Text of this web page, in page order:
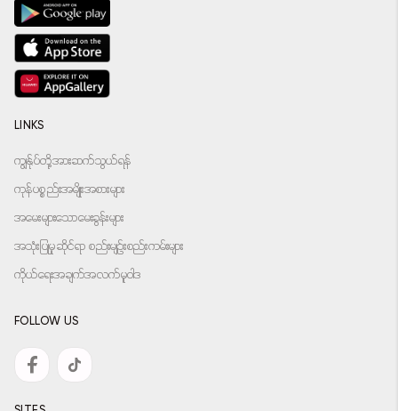
LINKS
ကျွန်ုပ်တို့အားဆက်သွယ်ရန်
ကုန်ပစ္စည်းအမျိုးအစားများ
အမေးများသောမေးခွန်းများ
အသုံးပြုမှုဆိုင်ရာ စည်းမျဉ်းစည်းကမ်းများ
ကိုယ်ရေးအချက်အလက်မူဝါဒ
FOLLOW US